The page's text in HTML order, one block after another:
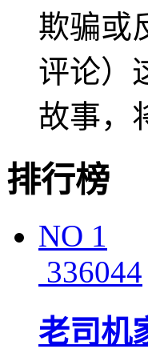
欺骗或
评论）
故事，
排行榜
NO 1
336044
老司机